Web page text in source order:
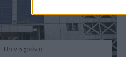
Πριν 5 χρόνια